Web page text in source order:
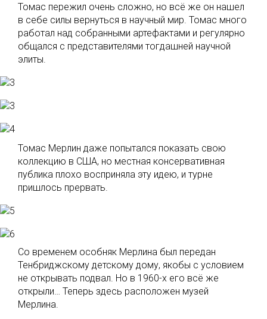
Томас пережил очень сложно, но всё же он нашел
в себе силы вернуться в научный мир. Томас много
работал над собранными артефактами и регулярно
общался с представителями тогдашней научной
элиты.
Томас Мерлин даже попытался показать свою
коллекцию в США, но местная консервативная
публика плохо восприняла эту идею, и турне
пришлось прервать.
Со временем особняк Мерлина был передан
Тенбриджскому детскому дому, якобы с условием
не открывать подвал. Но в 1960-х его всё же
открыли… Теперь здесь расположен музей
Мерлина.